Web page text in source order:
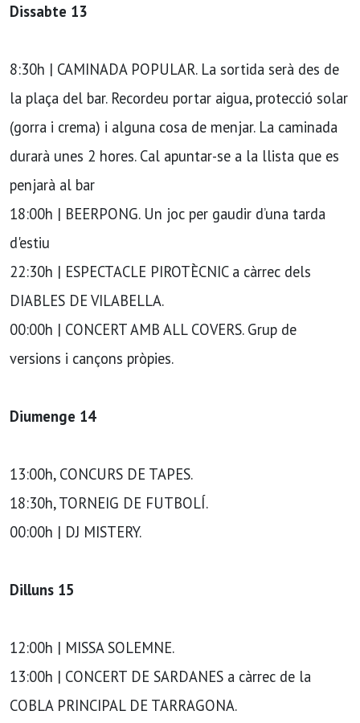
Dissabte 13
8:30h | CAMINADA POPULAR. La sortida serà des de
la plaça del bar. Recordeu portar aigua, protecció solar
(gorra i crema) i alguna cosa de menjar. La caminada
durarà unes 2 hores. Cal apuntar-se a la llista que es
penjarà al bar
18:00h | BEERPONG. Un joc per gaudir d’una tarda
d'estiu
22:30h | ESPECTACLE PIROTÈCNIC a càrrec dels
DIABLES DE VILABELLA.
00:00h | CONCERT AMB ALL COVERS. Grup de
versions i cançons pròpies.
Diumenge 14
13:00h, CONCURS DE TAPES.
18:30h, TORNEIG DE FUTBOLÍ.
00:00h | DJ MISTERY.
Dilluns 15
12:00h | MISSA SOLEMNE.
13:00h | CONCERT DE SARDANES a càrrec de la
COBLA PRINCIPAL DE TARRAGONA.